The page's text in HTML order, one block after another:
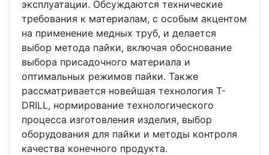
эксплуатации. Обсуждаются технические
требования к материалам, с особым акцентом
на применение медных труб, и делается
выбор метода пайки, включая обоснование
выбора присадочного материала и
оптимальных режимов пайки. Также
рассматривается новейшая технология T-
DRILL, нормирование технологического
процесса изготовления изделия, выбор
оборудования для пайки и методы контроля
качества конечного продукта.